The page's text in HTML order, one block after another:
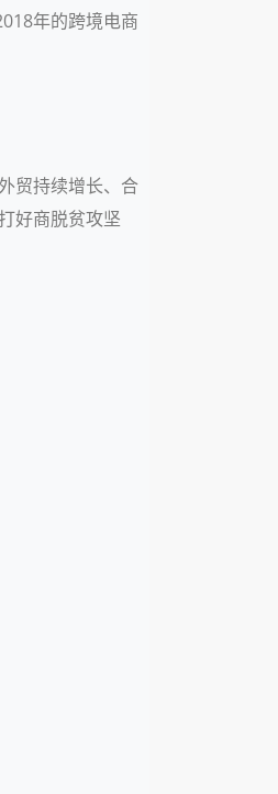
年的跨境电商
贸持续增长、合
好商脱贫攻坚